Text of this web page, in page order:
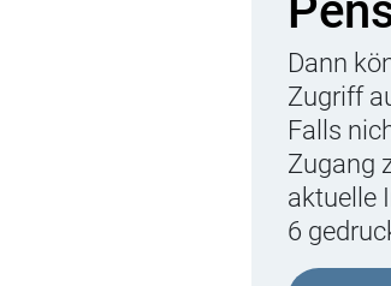
Dann
Zugriff
Falls
Zugang
aktuelle
6